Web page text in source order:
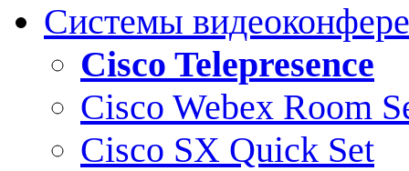
Системы
Cisco Telepresence
Cisco Webex Room
Cisco SX Quick Set